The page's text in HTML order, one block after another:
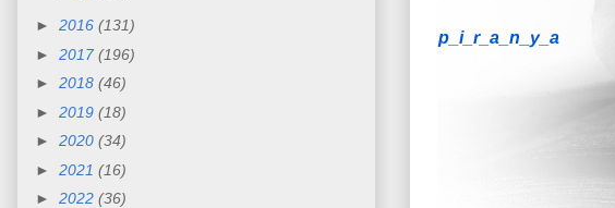
p_i_r_a_n_y_a
► 2016 (131)
► 2017 (196)
► 2018 (46)
► 2019 (18)
► 2020 (34)
► 2021 (16)
► 2022 (36)